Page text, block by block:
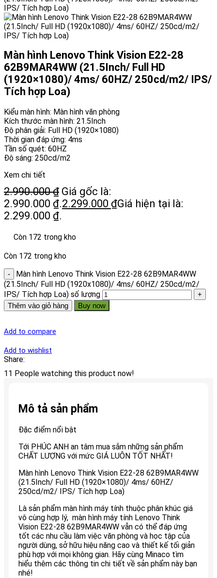
Màn hình Lenovo Think Vision E22-28
62B9MAR4WW (21.5Inch/ Full HD
(1920×1080)/ 4ms/ 60HZ/ 250cd/m2/ IPS/
Tích hợp Loa)
Kiểu màn hình: Màn hình văn phòng
Kích thước màn hình: 21.5Inch
Độ phân giải: Full HD (1920×1080)
Thời gian đáp ứng: 4ms
Tần số quét: 60HZ
Độ sáng: 250cd/m2
Xem chi tiết
2.990.000₫ Giá gốc là:
2.990.000 ₫.2.299.000 ₫Giá hiện tại là:
2.299.000 ₫.
Còn 172 trong kho
Còn 172 trong kho
Màn hình Lenovo Think Vision E22-28 62B9MAR4WW
(21.5Inch/ Full HD (1920x1080)/ 4ms/ 60HZ/ 250cd/m2/
IPS/ Tích hợp Loa) số lượng
Thêm vào giỏ hàng Buy now
Add to compare
Add to wishlist
Share:
11 People watching this product now!
Mô tả sản phẩm
Đặc điểm nổi bật
Tới PHÚC ANH an tâm mua sắm những sản phẩm
CHẤT LƯỢNG với mức GIÁ LUÔN TỐT NHẤT!
Màn hình Lenovo Think Vision E22-28 62B9MAR4WW
(21.5Inch/ Full HD (1920×1080)/ 4ms/ 60HZ/
250cd/m2/ IPS/ Tích hợp Loa)
Là sản phẩm màn hình máy tính thuộc phân khúc giá
vô cùng hợp lý, màn hình máy tính Lenovo Think
Vision E22-28 62B9MAR4WW vẫn có thể đáp ứng
tốt các nhu cầu làm việc văn phòng và học tập của
người dùng, sở hữu hiệu năng cao và thiết kế tối giản
phù hợp với mọi không gian. Hãy cùng Minaco tìm
hiểu thêm các thông tin chi tiết về sản phẩm này bạn
nhé!